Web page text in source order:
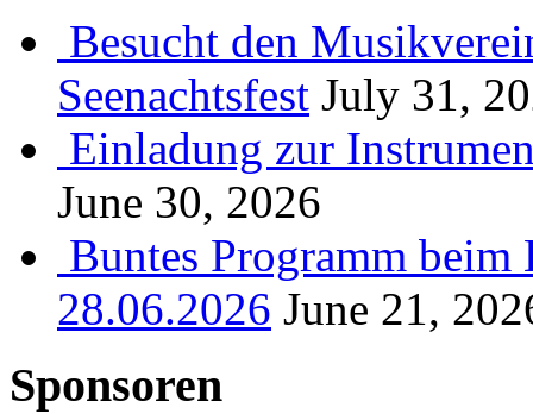
Besucht den
Seenachtsfest July 31,
Einladung zur
June 30, 2026
Buntes Programm
28.06.2026 June 21,
Sponsoren